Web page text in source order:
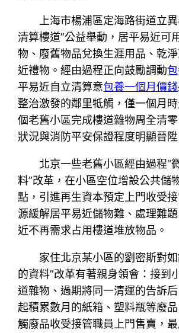
上海市楊浦區定海路街道立
清算樓道”公益舉動，居平易近可
物、廢舊物品兌換生涯用品、乾
近禮物。經由過程正向鼓勵調動
平易近自立清算意包養一個月價錢
整治激發的鄰里牴觸，僅一個月
個老舊小區完成樓道雜物周全清
狀況與消防平安保證程度明顯晉陞
北京一些老舊小區經由過程“
料”改革，在小區空位增設公共儲
點，引進再生資本預定上門收受
源緩解居平易近儲物難、處理難
近不再需求占用樓道堆放物品。
家住北京某小區的劉密斯對
的資料”改革有著親身領會：接到
道雜物、過期將同一清運的告訴
起積累數月的紙箱、塑料瓶等廢
觸廢品收受接管職員上門售賣，